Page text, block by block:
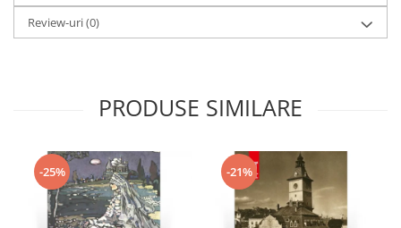
Review-uri(0)
PRODUSE SIMILARE
-25% -21%